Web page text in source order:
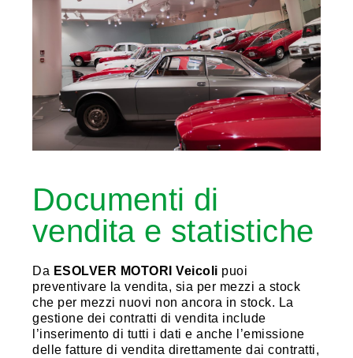
Documenti di
vendita e statistiche
Da ESOLVER MOTORI Veicoli puoi
preventivare la vendita, sia per mezzi a stock
che per mezzi nuovi non ancora in stock. La
gestione dei contratti di vendita include
l’inserimento di tutti i dati e anche l’emissione
delle fatture di vendita direttamente dai contratti,